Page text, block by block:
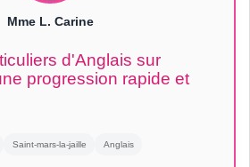
Mme L. Carine
d'Anglais sur
progression rapide et
Saint-mars-la-jaille Anglais